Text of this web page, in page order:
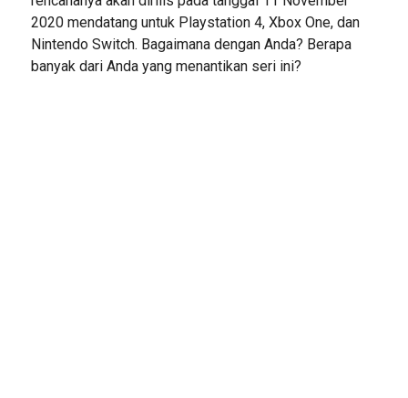
2020 mendatang untuk Playstation 4, Xbox One, dan
Nintendo Switch. Bagaimana dengan Anda? Berapa
banyak dari Anda yang menantikan seri ini?